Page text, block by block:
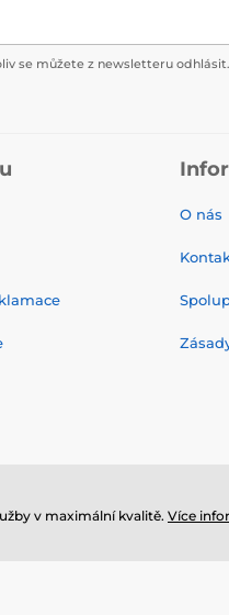
se můžete z newsletteru odhlásit.
O nás
v maximální kvalitě. Více